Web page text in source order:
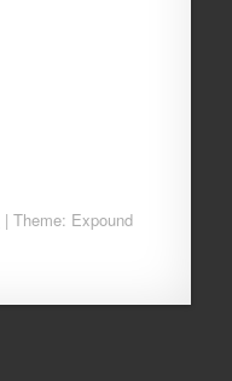
| Theme: Expound